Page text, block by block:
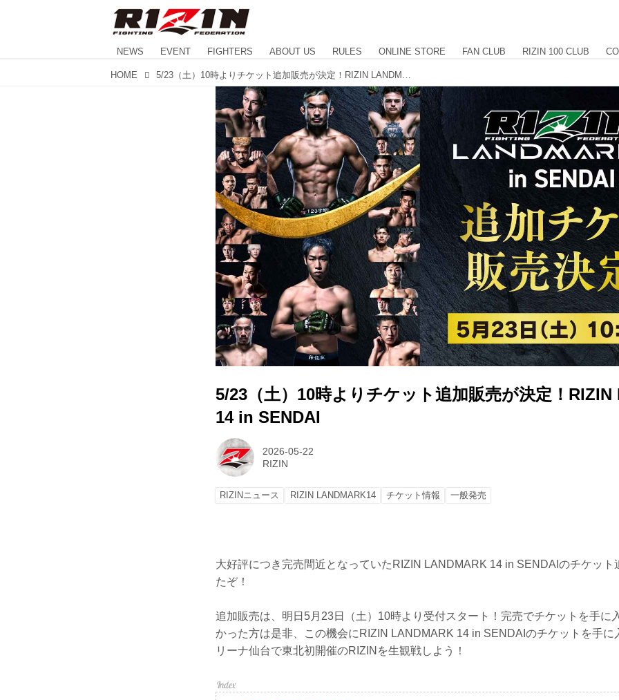
NEWS EVENT FIGHTERS ABOUT US RULES ONLINE STORE FAN CLUB RIZIN 100 CLUB
HOME
5/23（土）10時よりチケット追加販売が決定！RIZIN
14 in SENDAI
2026-05-22
RIZIN
RIZINニュース RIZIN LANDMARK14 チケット情報 一般発売
大好評につき完売間近となっていたRIZIN LANDMARK 14 in SENDAIのチケット
たぞ！
追加販売は、明日5月23日（土）10時より受付スタート！完売でチケットを手に
かった方は是非、この機会にRIZIN LANDMARK 14 in SENDAIのチケットを手に
リーナ仙台で東北初開催のRIZINを生観戦しよう！